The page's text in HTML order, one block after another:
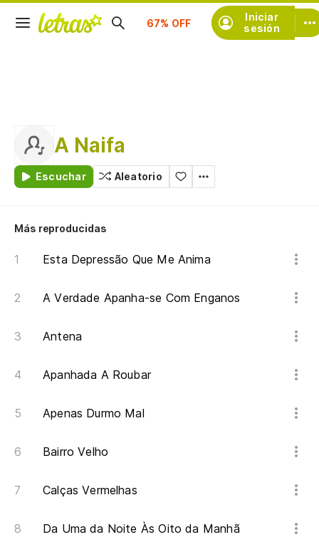
Iniciar
sesión
Suscríbete
A Naifa
Escuchar Aleatorio
Más reproducidas
Esta Depressão Que Me Anima
A Verdade Apanha-se Com Enganos
Antena
Apanhada A Roubar
Apenas Durmo Mal
Bairro Velho
Calças Vermelhas
Da Uma da Noite Às Oito da Manhã